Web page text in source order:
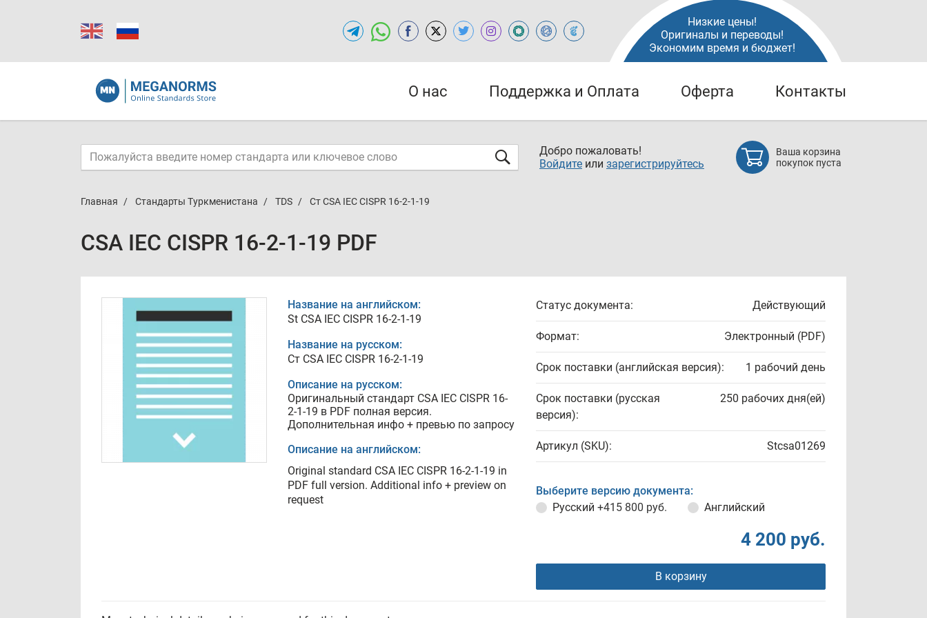
Низкие цены!
Оригиналы и переводы!
Экономим время и бюджет!
О нас Поддержка и Оплата Оферта Контакты
Добро пожаловать!
Войдите или зарегистрируйтесь
Ваша корзина
покупок пуста
Главная Стандарты Туркменистана TDS Ст CSA IEC CISPR 16-2-1-19
CSA IEC CISPR 16-2-1-19 PDF
Название на английском:
St CSA IEC CISPR 16-2-1-19
Название на русском:
Ст CSA IEC CISPR 16-2-1-19
Описание на русском:
Оригинальный стандарт CSA IEC CISPR 16-
2-1-19 в PDF полная версия.
Дополнительная инфо + превью по запросу
Описание на английском:
Original standard CSA IEC CISPR 16-2-1-19 in
PDF full version. Additional info + preview on
request
Статус документа: Действующий
Формат: Электронный (PDF)
Срок поставки (английская версия): 1 рабочий день
Срок поставки (русская
версия):
250 рабочих дня(ей)
Артикул (SKU): Stcsa01269
Выберите версию документа:
Русский +415 800 руб. Английский
4 200 руб.
В корзину